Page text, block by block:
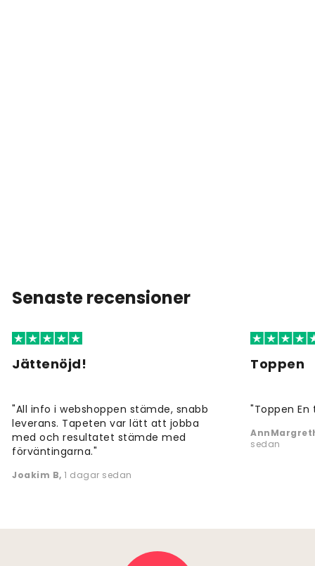
Senaste recensioner
Jättenöjd!
"All info i webshoppen stämde, snabb
leverans. Tapeten var lätt att jobba
med och resultatet stämde med
förväntingarna."
Joakim B, 1 dagar sedan
Toppen
"Toppen
sedan